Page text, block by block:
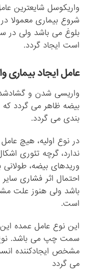
واریکوسل شایعترین
شروع بیماری معمولا
بلوغ می باشد ولی در
است ایجاد گردد.
عامل ایجاد
واریسی شدن و
بیضه ظاهر می گردد که
بندی می گردد.
در نوع اولیه، هیچ
ندارد، گرچه تئوری
وریدهای بیضه،
احتمال اثر فشاری
باشد ولی هنوز علت
است.
سمت چپ می باشد. نوع
مشخص ایجادکننده
می گردد